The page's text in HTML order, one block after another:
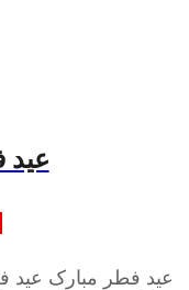
عید
عید فطر مبارک عید